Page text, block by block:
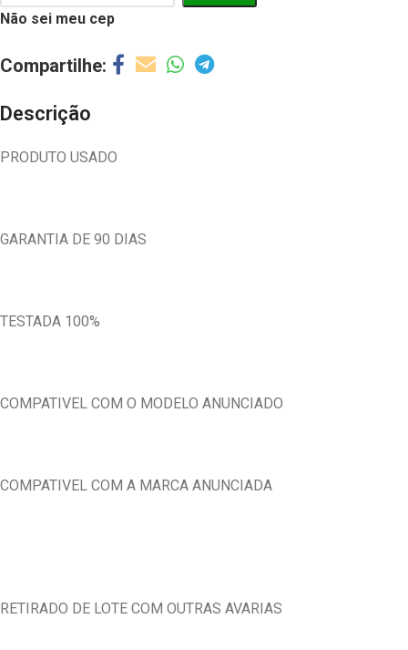
Não sei meu cep
Descrição
PRODUTO USADO
GARANTIA DE 90 DIAS
TESTADA 100%
COMPATIVEL COM O MODELO ANUNCIADO
COMPATIVEL COM A MARCA ANUNCIADA
RETIRADO DE LOTE COM OUTRAS AVARIAS